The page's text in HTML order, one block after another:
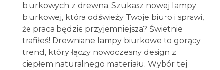
biurkowych z drewna. Szukasz nowej lampy
biurkowej, która odświeży Twoje biuro i sprawi,
że praca będzie przyjemniejsza? Świetnie
trafiłeś! Drewniane lampy biurkowe to gorący
trend, który łączy nowoczesny design z
ciepłem naturalnego materiału. Wybór tej